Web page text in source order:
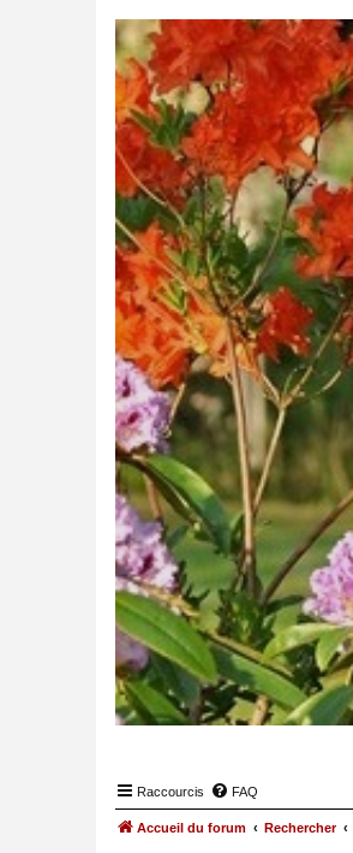
Raccourcis FAQ
Accueil du forum Rechercher